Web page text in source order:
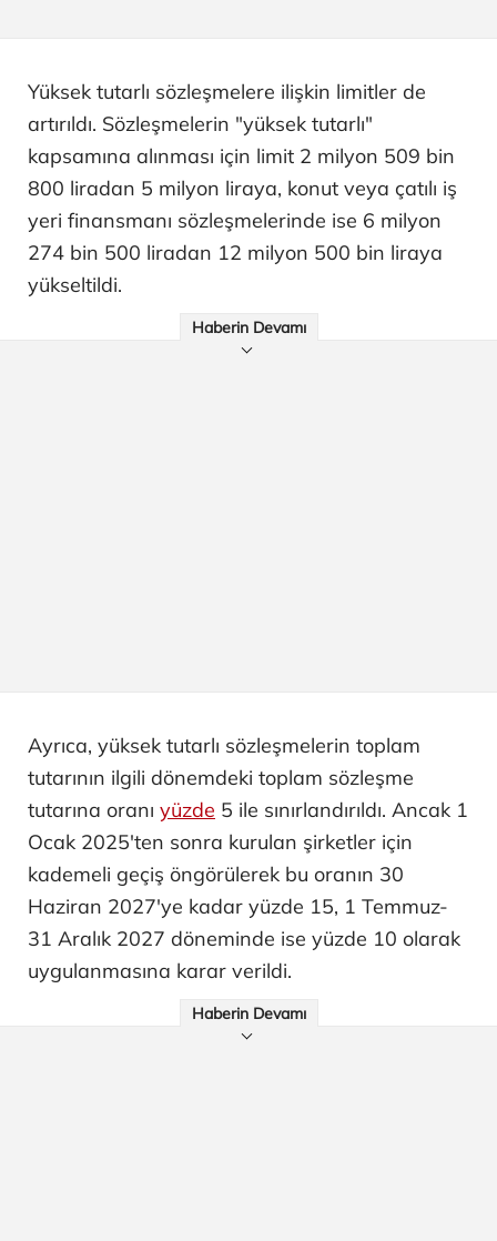
Yüksek tutarlı sözleşmelere ilişkin limitler de
artırıldı. Sözleşmelerin "yüksek tutarlı"
kapsamına alınması için limit 2 milyon 509 bin
800 liradan 5 milyon liraya, konut veya çatılı iş
yeri finansmanı sözleşmelerinde ise 6 milyon
274 bin 500 liradan 12 milyon 500 bin liraya
yükseltildi.
Haberin Devamı
Ayrıca, yüksek tutarlı sözleşmelerin toplam
tutarının ilgili dönemdeki toplam sözleşme
tutarına oranı yüzde 5 ile sınırlandırıldı. Ancak 1
Ocak 2025'ten sonra kurulan şirketler için
kademeli geçiş öngörülerek bu oranın 30
Haziran 2027'ye kadar yüzde 15, 1 Temmuz-
31 Aralık 2027 döneminde ise yüzde 10 olarak
uygulanmasına karar verildi.
Haberin Devamı